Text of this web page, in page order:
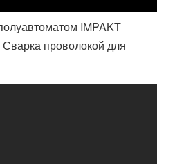
IMPAKT
проволокой для